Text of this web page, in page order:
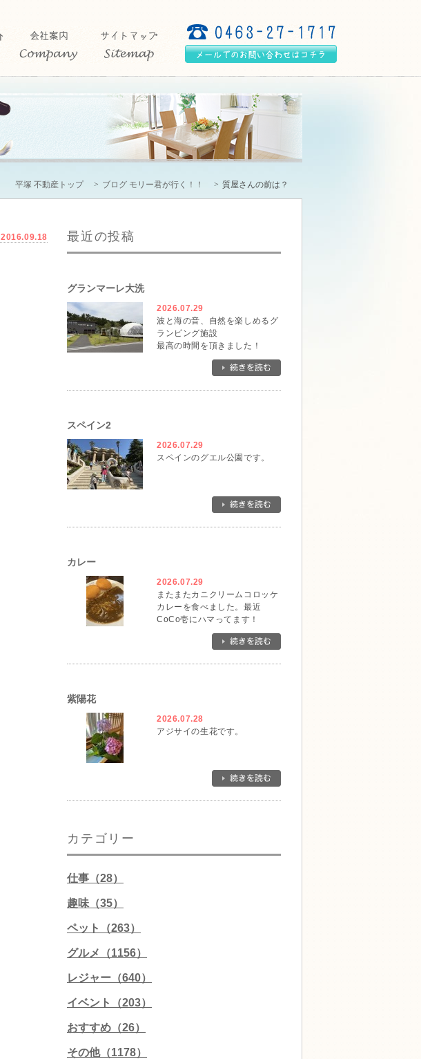
平塚 不動産トップ ブログ モリー君が行く！！ 質屋さんの前は？
2016.09.18 最近の投稿
グランマーレ大洗
2026.07.29
波と海の音、自然を楽しめるグ
ランピング施設
最高の時間を頂きました！
スペイン2
2026.07.29
スペインのグエル公園です。
カレー
2026.07.29
またまたカニクリームコロッケ
カレーを食べました。最近
CoCo壱にハマってます！
紫陽花
2026.07.28
アジサイの生花です。
カテゴリー
仕事（28）
趣味（35）
ペット（263）
グルメ（1156）
レジャー（640）
イベント（203）
おすすめ（26）
その他（1178）